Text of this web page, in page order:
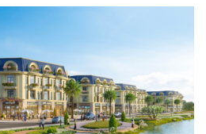
Giải trí
Nghệ sĩ